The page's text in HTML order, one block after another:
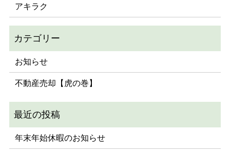
アキラク
お知らせ
不動産売却【虎の巻】
年末年始休暇のお知らせ